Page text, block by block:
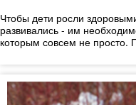
Чтобы дети росли
развивались - им
которым совсем не просто.